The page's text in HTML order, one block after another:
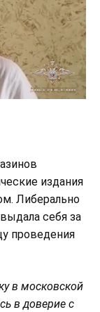
издания
Либерально
себя за
проведения
в московской
в доверие с